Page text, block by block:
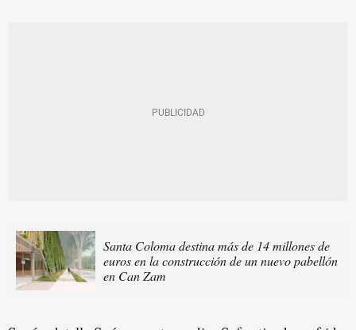
Santa Coloma destina más de 14 millones de
euros en la construcción de un nuevo pabellón
en Can Zam